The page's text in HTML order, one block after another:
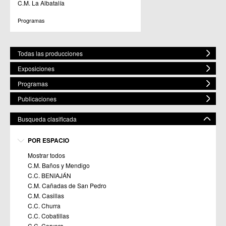
C.M. La Albatalía
Programas
Todas las producciones
Exposiciones
Programas
Publicaciones
Busqueda clasificada
POR ESPACIO
Mostrar todos
C.M. Baños y Mendigo
C.C. BENIAJÁN
C.M. Cañadas de San Pedro
C.M. Casillas
C.C. Churra
C.C. Cobatillas